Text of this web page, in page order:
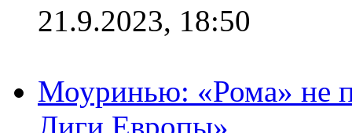
21.9.2023, 18:50
Моуринью: «Рома» не
Лиги Европы»